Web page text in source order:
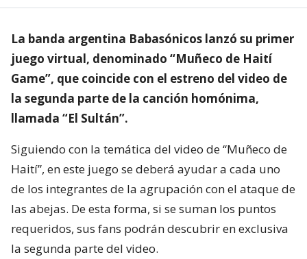
La banda argentina Babasónicos lanzó su primer
juego virtual, denominado “Muñeco de Haití
Game”, que coincide con el estreno del video de
la segunda parte de la canción homónima,
llamada “El Sultán”.
Siguiendo con la temática del video de “Muñeco de
Haití”, en este juego se deberá ayudar a cada uno
de los integrantes de la agrupación con el ataque de
las abejas. De esta forma, si se suman los puntos
requeridos, sus fans podrán descubrir en exclusiva
la segunda parte del video.